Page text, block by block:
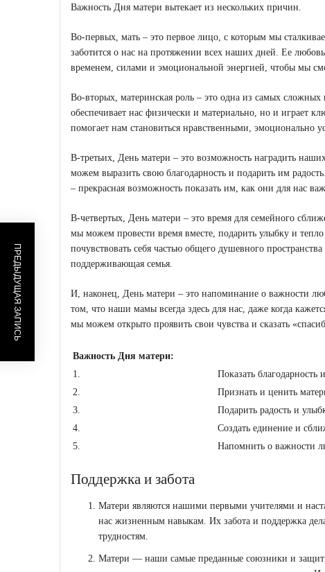
Важность Дня матери вытекает из нескольких причин.
Во-первых, мать – это первое лицо, с которым мы
заботится о нас на протяжении всех наших дней. Ее
временем, силами и эмоциональной энергией, чтобы мы
Во-вторых, материнская роль – это одна из самых
обеспечивает нас физически и материально, но и играет
помогает нам становиться нравственными, эмоционально
В-третьих, День матери – это возможность наградить
можем выразить свою благодарность и подарить им
– прекрасная возможность показать им, как они для нас
В-четвертых, День матери – это время для семейного
мы можем провести время вместе, подарить улыбку и
почувствовать себя частью общего душевного
поддерживающая семья.
И, наконец, День матери – это напоминание о важности
том, что наши мамы всегда здесь для нас, даже когда
мы можем открыто проявить свои чувства и сказать
Важность Дня матери:
1.
Показать
2.
Признать и ценить
3.
Подарить радость и
4.
Создать единение и
5.
Напомнить о важности
Поддержка и забота
Матери являются нашими первыми учителями и
нас жизненным навыкам. Их забота и поддержка
трудностям.
Матери — наши самые преданные союзники и
ПРЕДЫДУЩАЯ ЗАПИСЬ